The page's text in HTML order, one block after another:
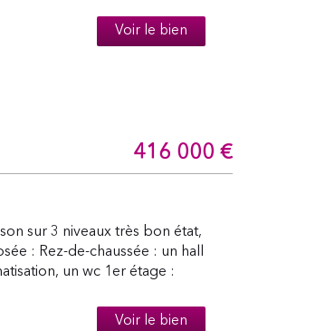
Voir le bien
416 000 €
sur 3 niveaux très bon état,
: Rez-de-chaussée : un hall
un wc 1er étage :
Voir le bien